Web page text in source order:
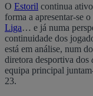
O Estoril continua
forma a apresentar-se
Liga… e já numa
continuidade dos
está em análise, num
diretora desportiva dos
equipa principal
23.